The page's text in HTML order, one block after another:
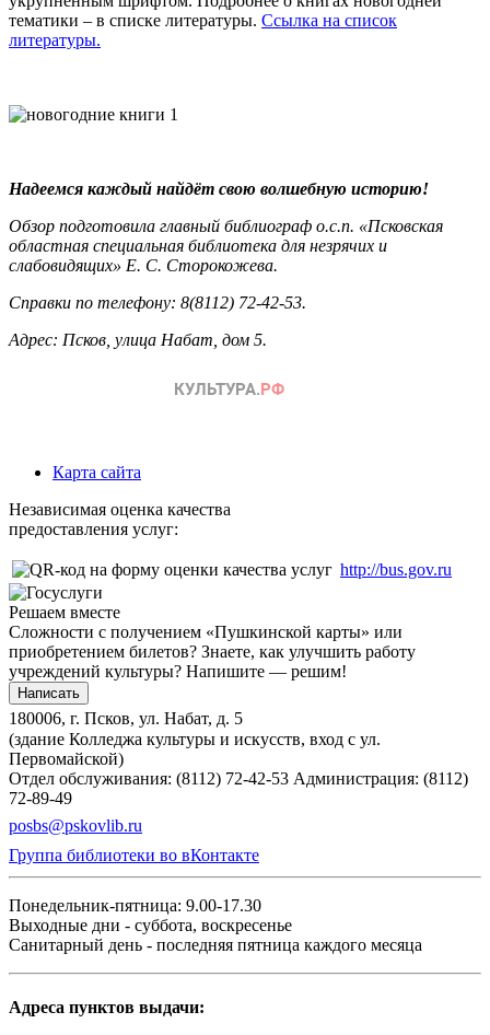
тематики – в списке литературы. Ссылка на список
литературы.
Надеемся каждый найдёт свою волшебную историю!
Обзор подготовила главный библиограф о.с.п. «Псковская
областная специальная библиотека для незрячих и
слабовидящих» Е. С. Сторокожева.
Справки по телефону: 8(8112) 72-42-53.
Адрес: Псков, улица Набат, дом 5.
Карта сайта
Независимая оценка качества
предоставления услуг:
http://bus.gov.ru
Решаем вместе
Сложности с получением «Пушкинской карты» или
приобретением билетов? Знаете, как улучшить работу
учреждений культуры? Напишите — решим!
Написать
180006, г. Псков, ул. Набат, д. 5
(здание Колледжа культуры и искусств, вход с ул.
Первомайской)
Отдел обслуживания: (8112) 72-42-53 Администрация: (8112)
72-89-49
posbs@pskovlib.ru
Группа библиотеки во вКонтакте
Понедельник-пятница: 9.00-17.30
Выходные дни - суббота, воскресенье
Санитарный день - последняя пятница каждого месяца
Адреса пунктов выдачи: